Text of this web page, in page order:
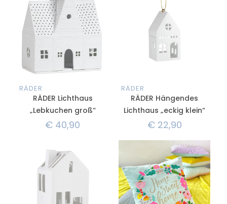
RÄDER
RÄDER Lichthaus
„Lebkuchen groß“
€ 40,90
RÄDER
RÄDER Hängendes
Lichthaus „eckig klein“
€22,90